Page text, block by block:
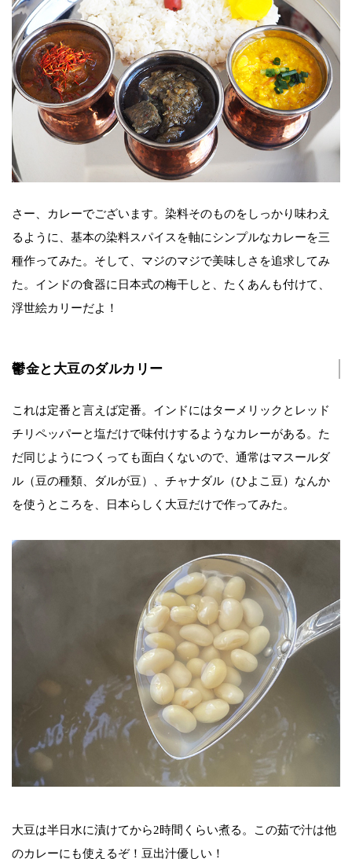
さー、カレーでございます。染料そのものをしっかり味わえ
るように、基本の染料スパイスを軸にシンプルなカレーを三
種作ってみた。そして、マジのマジで美味しさを追求してみ
た。インドの食器に日本式の梅干しと、たくあんも付けて、
浮世絵カリーだよ！
鬱金と大豆のダルカリー
これは定番と言えば定番。インドにはターメリックとレッド
チリペッパーと塩だけで味付けするようなカレーがある。た
だ同じようにつくっても面白くないので、通常はマスールダ
ル（豆の種類、ダルが豆）、チャナダル（ひよこ豆）なんか
を使うところを、日本らしく大豆だけで作ってみた。
大豆は半日水に漬けてから2時間くらい煮る。この茹で汁は他
のカレーにも使えるぞ！豆出汁優しい！